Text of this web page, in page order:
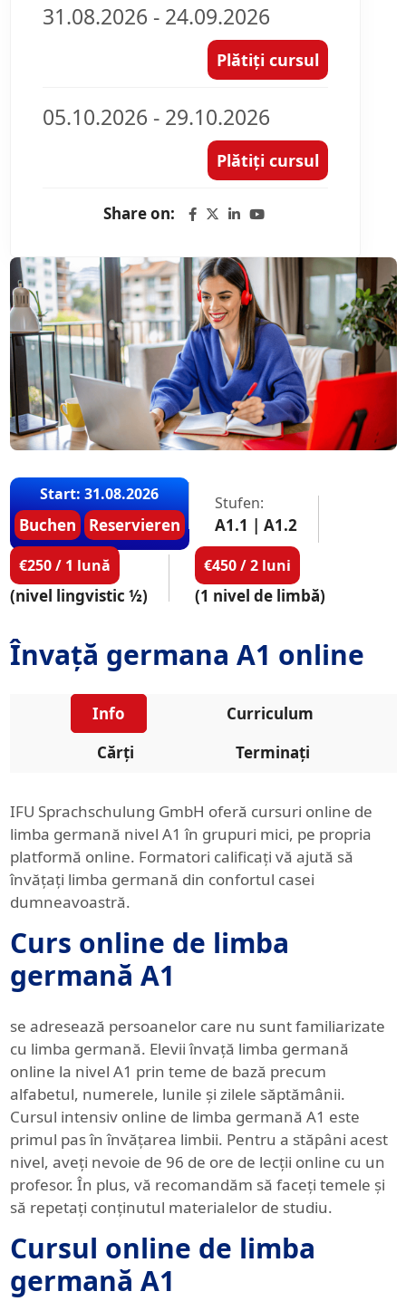
31.08.2026 - 24.09.2026
Plătiți cursul
05.10.2026 - 29.10.2026
Plătiți cursul
Share on:
Start: 31.08.2026
Buchen Reservieren
Stufen:
A1.1 | A1.2
€250 / 1 lună
(nivel lingvistic ½)
€450 / 2 luni
(1 nivel de limbă)
Învață germana A1 online
Info
Curriculum
Cărți
Terminați
IFU Sprachschulung GmbH oferă cursuri online de
limba germană nivel A1 în grupuri mici, pe propria
platformă online. Formatori calificați vă ajută să
învățați limba germană din confortul casei
dumneavoastră.
Curs online de limba
germană A1
se adresează persoanelor care nu sunt familiarizate
cu limba germană. Elevii învață limba germană
online la nivel A1 prin teme de bază precum
alfabetul, numerele, lunile și zilele săptămânii.
Cursul intensiv online de limba germană A1 este
primul pas în învățarea limbii. Pentru a stăpâni acest
nivel, aveți nevoie de 96 de ore de lecții online cu un
profesor. În plus, vă recomandăm să faceți temele și
să repetați conținutul materialelor de studiu.
Cursul online de limba
germană A1